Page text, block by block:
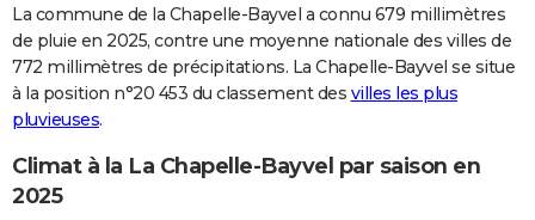
La commune de la Chapelle-Bayvel a connu 679 millimètres
de pluie en 2025, contre une moyenne nationale des villes de
772 millimètres de précipitations. La Chapelle-Bayvel se situe
à la position n°20 453 du classement des villes les plus
pluvieuses.
Climat à la La Chapelle-Bayvel par saison en
2025